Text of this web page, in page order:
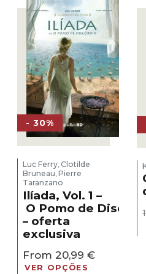
- 30%
Luc Ferry,Clotilde
Bruneau,Pierre
Taranzano
Ilíada, Vol. 1 –
O Pomo de
– oferta
exclusiva
From20,99€
VER OPÇÕES